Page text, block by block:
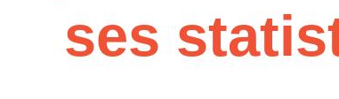
ses